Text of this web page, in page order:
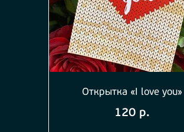
Открытка «I love you»
120 р.